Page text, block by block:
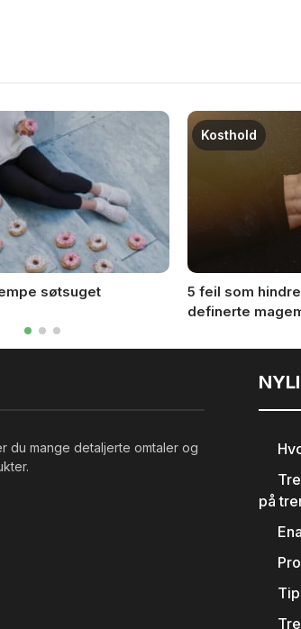
søtsuget
5 feil som
definerte
Kosthold
du mange detaljerte omtaler og
på